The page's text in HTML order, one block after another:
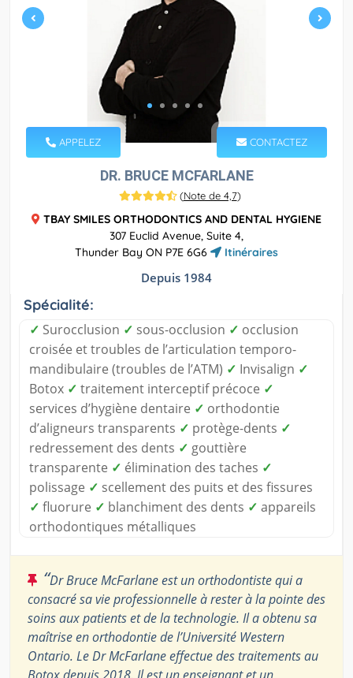
APPELEZ CONTACTEZ
DR. BRUCE MCFARLANE
(Note de 4,7)
TBAY SMILES ORTHODONTICS AND DENTAL HYGIENE
307 Euclid Avenue, Suite 4,
Thunder Bay ON P7E 6G6
Itinéraires
Depuis 1984
Spécialité:
✓ Surocclusion ✓ sous-occlusion ✓ occlusion
croisée et troubles de l’articulation temporo-
mandibulaire (troubles de l’ATM) ✓ Invisalign ✓
Botox ✓ traitement interceptif précoce ✓
services d’hygiène dentaire ✓ orthodontie
d’aligneurs transparents ✓ protège-dents ✓
redressement des dents ✓ gouttière
transparente ✓ élimination des taches ✓
polissage ✓ scellement des puits et des fissures
✓ fluorure ✓ blanchiment des dents ✓ appareils
orthodontiques métalliques
“Dr Bruce McFarlane est un orthodontiste qui a
consacré sa vie professionnelle à rester à la pointe des
soins aux patients et de la technologie. Il a obtenu sa
maîtrise en orthodontie de l’Université Western
Ontario. Le Dr McFarlane effectue des traitements au